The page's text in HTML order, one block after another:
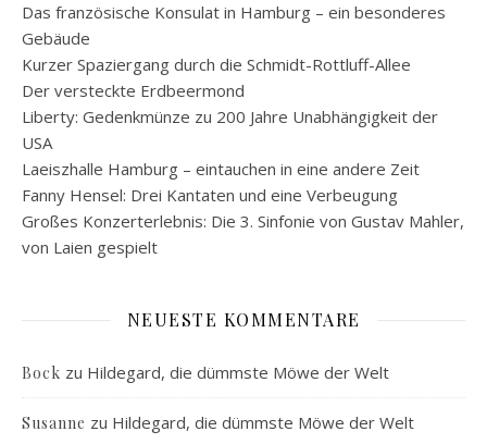
Das französische Konsulat in Hamburg – ein besonderes
Gebäude
Kurzer Spaziergang durch die Schmidt-Rottluff-Allee
Der versteckte Erdbeermond
Liberty: Gedenkmünze zu 200 Jahre Unabhängigkeit der
USA
Laeiszhalle Hamburg – eintauchen in eine andere Zeit
Fanny Hensel: Drei Kantaten und eine Verbeugung
Großes Konzerterlebnis: Die 3. Sinfonie von Gustav Mahler,
von Laien gespielt
NEUESTE KOMMENTARE
Bock zu Hildegard, die dümmste Möwe der Welt
Susanne zu Hildegard, die dümmste Möwe der Welt